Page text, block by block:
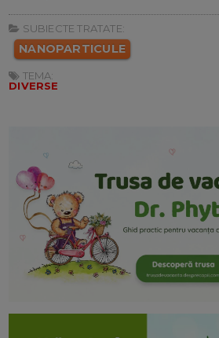
SUBIECTE TRATATE:
NANOPARTICULE
TEMA:
DIVERSE